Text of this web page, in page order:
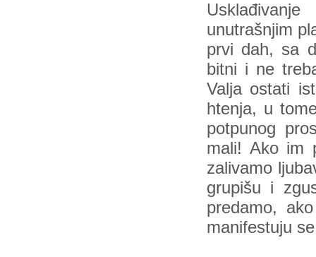
unutrašnjim
prvi dah, sa
bitni i ne
Valja ostati
htenja, u
potpunog
mali! Ako im
zalivamo
grupišu i
predamo,
manifestuju